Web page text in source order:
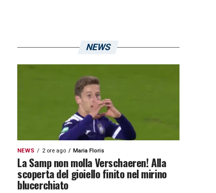
NEWS
NEWS 2 ore ago Maria Floris
La Samp non molla Verschaeren! Alla
scoperta del gioiello finito nel mirino
blucerchiato